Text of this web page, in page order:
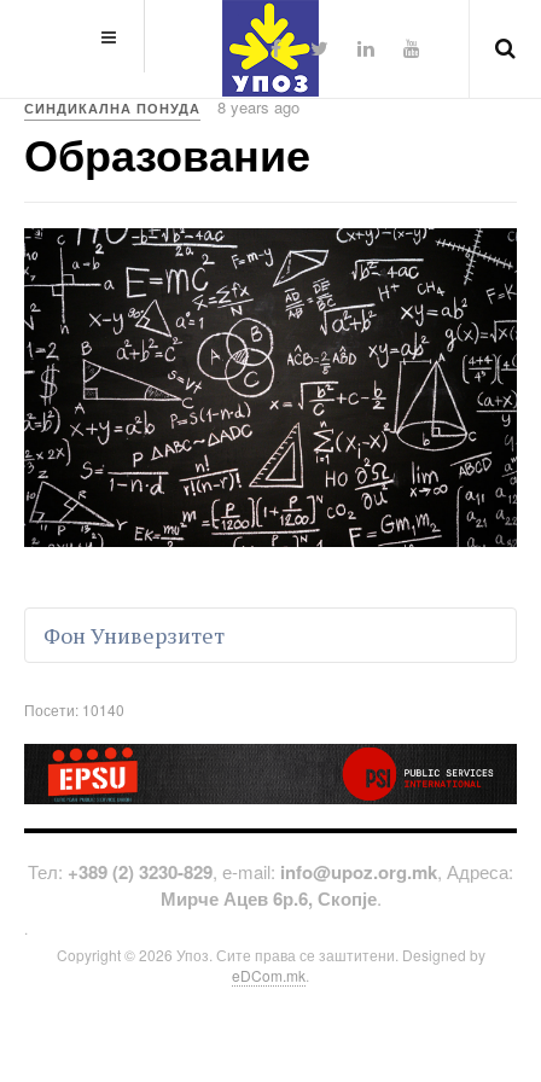
СИНДИКАЛНА ПОНУДА 8 years ago
Образование
Фон Универзитет
Посети: 10140
Тел: +389 (2) 3230-829, е-mail: info@upoz.org.mk, Адреса:
Мирче Ацев 6р.6, Скопје.
.
Copyright © 2026 Упоз. Сите права се заштитени. Designed by
eDCom.mk.